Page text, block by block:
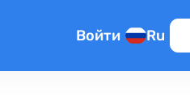
Войти Ru